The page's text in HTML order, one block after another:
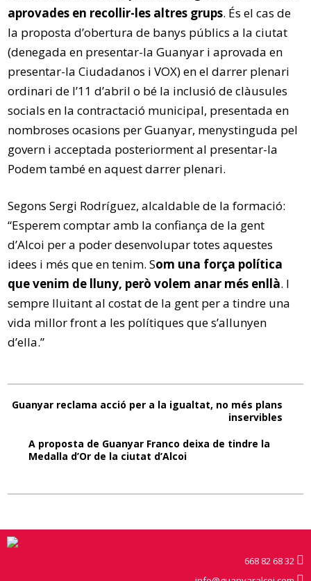
aprovades en recollir-les altres grups. És el cas de
la proposta d’obertura de banys públics a la ciutat
(denegada en presentar-la Guanyar i aprovada en
presentar-la Ciudadanos i VOX) en el darrer plenari
ordinari de l’11 d’abril o bé la inclusió de clàusules
socials en la contractació municipal, presentada en
nombroses ocasions per Guanyar, menystinguda pel
govern i acceptada posteriorment al presentar-la
Podem també en aquest darrer plenari.
Segons Sergi Rodríguez, alcaldable de la formació:
“Esperem comptar amb la confiança de la gent
d’Alcoi per a poder desenvolupar totes aquestes
idees i més que en tenim. Som una força política
que venim de lluny, però volem anar més enllà. I
sempre lluitant al costat de la gent per a tindre una
vida millor front a les polítiques que s’allunyen
d’ella.”
Guanyar reclama acció per a la igualtat, no més plans
inservibles
A proposta de Guanyar Franco deixa de tindre la
Medalla d’Or de la ciutat d’Alcoi
668 82 68 32